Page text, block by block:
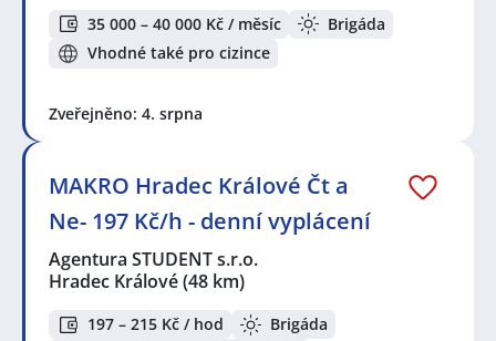
35 000 – 40 000 Kč / měsíc
Brigáda
Vhodné také pro cizince
Zveřejněno: 4. srpna
MAKRO Hradec Králové Čt a
Ne- 197 Kč/h - denní vyplácení
Agentura STUDENT s.r.o.
Hradec Králové(48 km)
197 – 215 Kč / hod
Brigáda